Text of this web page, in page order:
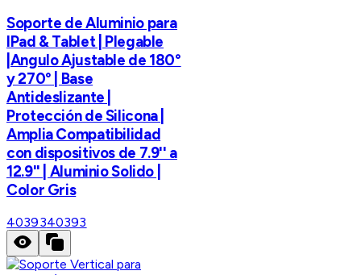
Soporte de Aluminio para
IPad & Tablet | Plegable
|Angulo Ajustable de 180°
y 270° | Base
Antideslizante |
Protección de Silicona |
Amplia Compatibilidad
con dispositivos de 7.9'' a
12.9'' | Aluminio Solido |
Color Gris
4039340393